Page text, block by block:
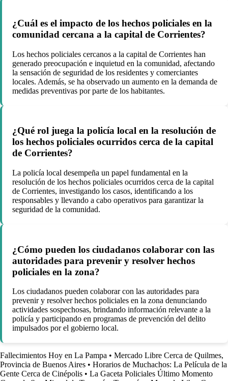
¿Cuál es el impacto de los hechos policiales en la
comunidad cercana a la capital de Corrientes?
Los hechos policiales cercanos a la capital de Corrientes han
generado preocupación e inquietud en la comunidad, afectando
la sensación de seguridad de los residentes y comerciantes
locales. Además, se ha observado un aumento en la demanda de
medidas preventivas por parte de los habitantes.
¿Qué rol juega la policía local en la resolución de
los hechos policiales ocurridos cerca de la capital
de Corrientes?
La policía local desempeña un papel fundamental en la
resolución de los hechos policiales ocurridos cerca de la capital
de Corrientes, investigando los casos, identificando a los
responsables y llevando a cabo operativos para garantizar la
seguridad de la comunidad.
¿Cómo pueden los ciudadanos colaborar con las
autoridades para prevenir y resolver hechos
policiales en la zona?
Los ciudadanos pueden colaborar con las autoridades para
prevenir y resolver hechos policiales en la zona denunciando
actividades sospechosas, brindando información relevante a la
policía y participando en programas de prevención del delito
impulsados por el gobierno local.
Fallecimientos Hoy en La Pampa • Mercado Libre Cerca de Quilmes,
Provincia de Buenos Aires • Horarios de Muchachos: La Película de la
Gente Cerca de Cinépolis • La Gaceta Policiales Último Momento